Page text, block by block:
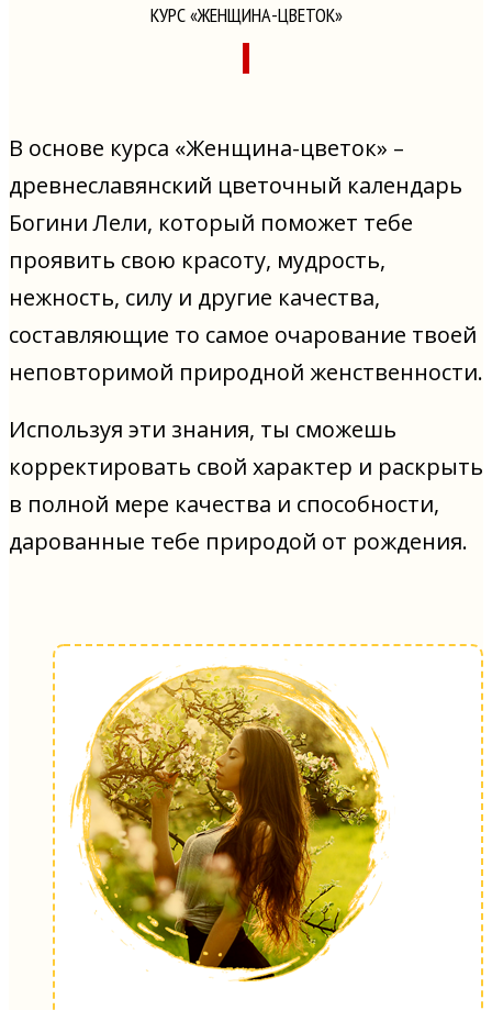
КУРС «ЖЕНЩИНА-ЦВЕТОК»
В основе курса «Женщина-цветок» –
древнеславянский цветочный календарь
Богини Лели, который поможет тебе
проявить свою красоту, мудрость,
нежность, силу и другие качества,
составляющие то самое очарование твоей
неповторимой природной женственности.
Используя эти знания, ты сможешь
корректировать свой характер и раскрыть
в полной мере качества и способности,
дарованные тебе природой от рождения.